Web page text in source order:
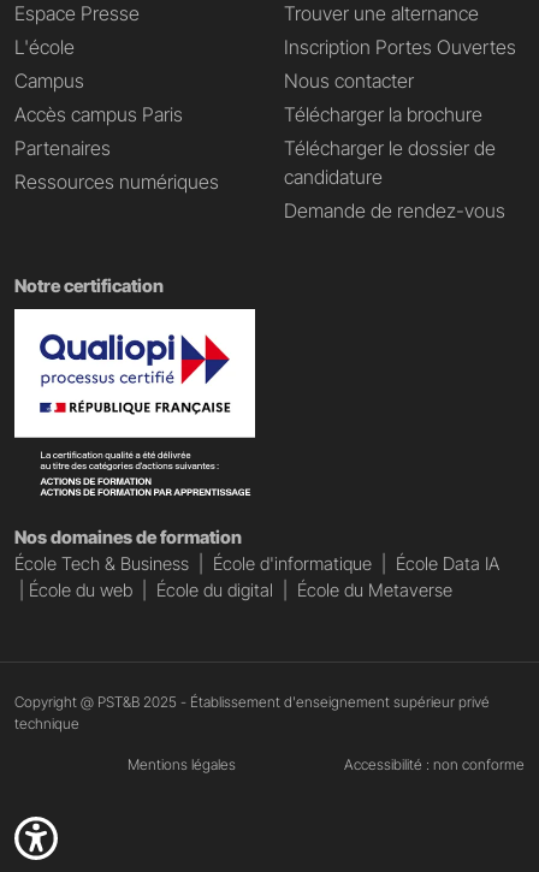
Espace Presse
L'école
Campus
Accès campus Paris
Partenaires
Ressources numériques
Trouver une alternance
Inscription Portes Ouvertes
Nous contacter
Télécharger la brochure
Télécharger le dossier de
candidature
Demande de rendez-vous
Notre certification
Nos domaines de formation
École Tech & Business
École d'informatique
École Data IA
École du web École du digital École du Metaverse
Copyright @ PST&B 2025 - Établissement d'enseignement supérieur privé
technique
Mentions légales Accessibilité : non conforme